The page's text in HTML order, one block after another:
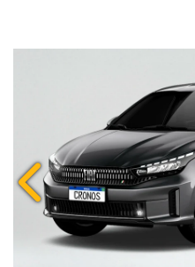
Anterior